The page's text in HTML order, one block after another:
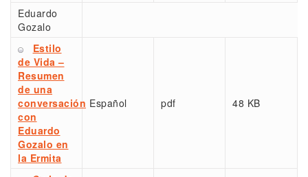
Eduardo
Gozalo
Estilo
de Vida –
Resumen
de una
conversación
con
Eduardo
Gozalo en
la Ermita
Español pdf 48 KB